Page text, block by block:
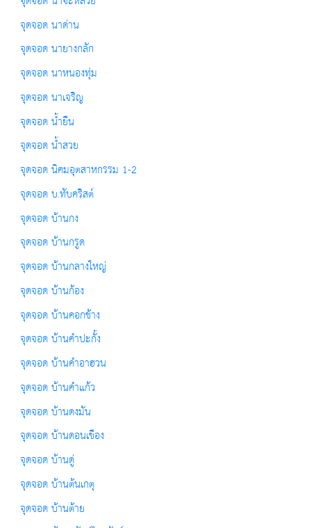
จุดจอด นาด่าน
จุดจอด นายางกลัก
จุดจอด นาหนองทุ่ม
จุดจอด นาเจริญ
จุดจอด น้ำยืน
จุดจอด น้ำสวย
จุดจอด นิคมอุตสาหกรรม 1-2
จุดจอด บ.ทับคริสต์
จุดจอด บ้านกง
จุดจอด บ้านกรูด
จุดจอด บ้านกลางใหญ่
จุดจอด บ้านก้อง
จุดจอด บ้านคอกช้าง
จุดจอด บ้านคำปะกั้ง
จุดจอด บ้านคำอาฮวน
จุดจอด บ้านคำแก้ว
จุดจอด บ้านดงมัน
จุดจอด บ้านดอนเขือง
จุดจอด บ้านดู่
จุดจอด บ้านต้นเกตุ
จุดจอด บ้านต้าย